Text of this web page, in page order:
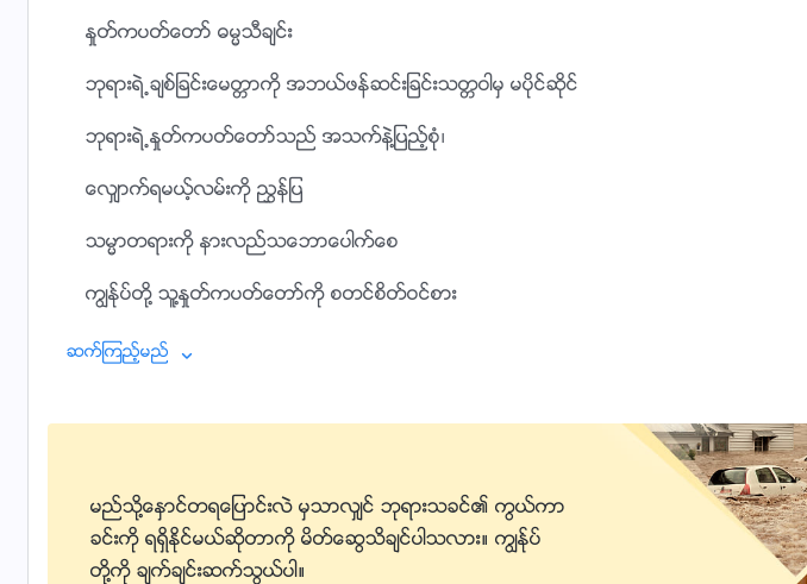
ႏႈတ္ကပတ္ေတာ္ ဓမၼသီခ်င္း
ဘုရားရဲ႕ခ်စ္ျခင္းေမတၱာကို အဘယ္ဖန္ဆင္းျခင္းသတၱဝါမွ မပိုင္ဆိုင္
ဘုရားရဲ႕ႏႈတ္ကပတ္ေတာ္သည္ အသက္နဲ႔ျပည့္စုံ၊
ေလွ်ာက္ရမယ့္လမ္းကို ၫႊန္ျပ
သမၼာတရားကို နားလည္သေဘာေပါက္ေစ
ကြၽႏု္ပ္တို႔ သူ႔ႏႈတ္ကပတ္ေတာ္ကို စတင္စိတ္ဝင္စား
သူ႔အသံနဲ႔ေျပာဆိုတဲ့ပုံကို စတင္အာ႐ုံစိုက္လာ
ကြၽန္ုပ္တို႔အတြက္ သူ ငိုေႂကြး၊ သက္ျပင္းခ်၊
ကြၽန္ုပ္တို႔အတြက္ သူ ဒုကၡ၌ ညည္းတြား
ဆက္ၾကည့္မည္
မည္သို႔ေႏွာင္တရေျပာင္းလဲ မွသာလွ်င္ ဘုရားသခင္၏ ကြယ္ကာျ
ခင္းကို ရရွိႏိုင္မယ္ဆိုတာကို မိတ္ေဆြသိခ်င္ပါသလား။ ကြၽန္ုပ္
တို႔ကို ခ်က္ခ်င္းဆက္သြယ္ပါ။